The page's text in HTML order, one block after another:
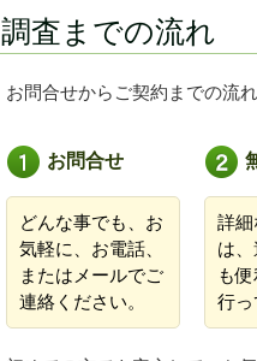
調査までの流れ
お問合せからご契約までの流
お問合せ
どんな事でも、お
気軽に、お電話、
またはメールでご
連絡ください。
詳
は
も
行っ